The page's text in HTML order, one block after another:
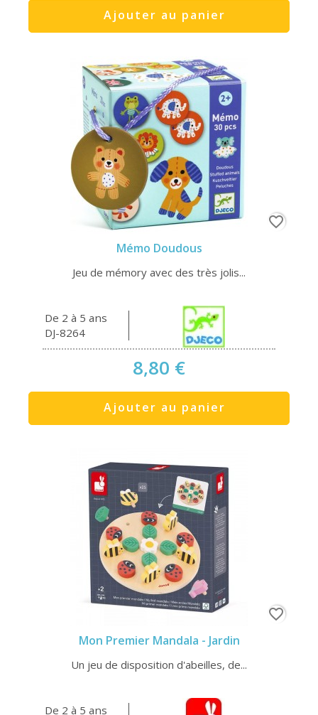
Ajouter au panier
Mémo Doudous
Jeu de mémory avec des très jolis...
De 2 à 5 ans
DJ-8264
8,80 €
Ajouter au panier
favorite_border
Mon Premier Mandala - Jardin
Un jeu de disposition d'abeilles, de...
De 2 à 5 ans
favorite_border